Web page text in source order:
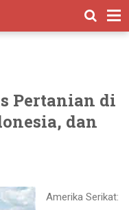
Pertanian di
dan
Amerika Serikat: